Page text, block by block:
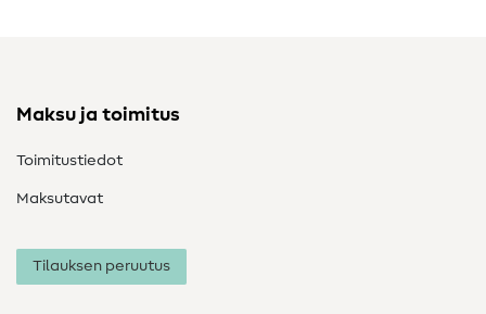
Maksu ja toimitus
Toimitustiedot
Maksutavat
Tilauksen peruutus